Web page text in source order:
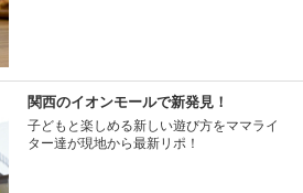
関西のイオンモールで新発見！
子どもと楽しめる新しい遊び方をママライ
ター達が現地から最新リポ！